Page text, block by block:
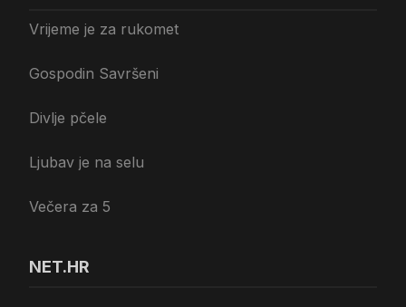
Vrijeme je za rukomet
Gospodin Savršeni
Divlje pčele
Ljubav je na selu
Večera za 5
NET.HR